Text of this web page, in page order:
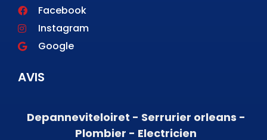
Facebook
Instagram
Google
AVIS
Depanneviteloiret - Serrurier orleans -
Plombier - Electricien